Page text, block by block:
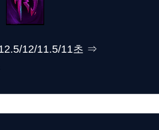
12/11.5/11초 ⇒